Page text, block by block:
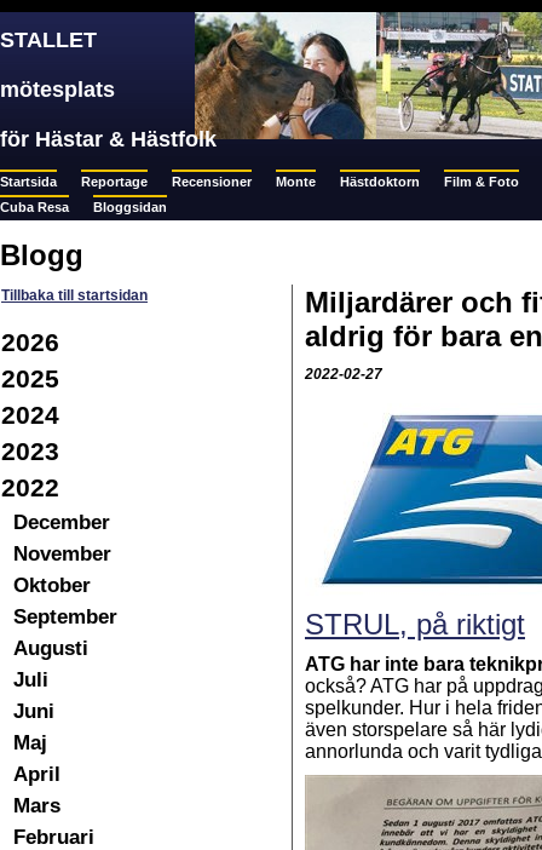
STALLET
mötesplats
för Hästar & Hästfolk
Startsida Reportage Recensioner Monte Hästdoktorn
Film & Foto
Cuba Resa
Bloggsidan
Blogg
Tillbaka till startsidan
2026
2025
2024
2023
2022
December
November
Oktober
September
Augusti
Juli
Juni
Maj
April
Mars
Februari
Miljardärer och
aldrig för bara
2022-02-27
STRUL, på riktigt
ATG har inte bara
också? ATG har på
spelkunder. Hur i hela
även storspelare så här
annorlunda och varit